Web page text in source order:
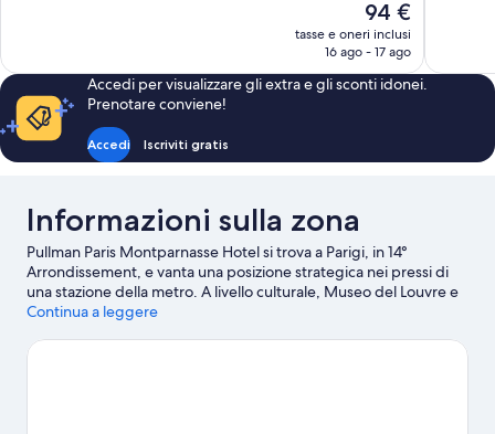
Il
prezzo
attuale
94 €
94 €
tasse e oneri inclusi
16 ago - 17 ago
recensioni
Accedi per visualizzare gli extra e gli sconti idonei.
Prenotare conviene!
Accedi Iscriviti gratis
Informazioni sulla zona
Pullman Paris Montparnasse Hotel si trova a Parigi, in 14°
Arrondissement, e vanta una posizione strategica nei pressi di
una stazione della metro. A livello culturale, Museo del Louvre e
Opéra Garnier sono due tappe assolutamente da non perdere.
Cattedrale di Notre-Dame e Champs-Élysées. Viaggi con dei
Continua a leggere